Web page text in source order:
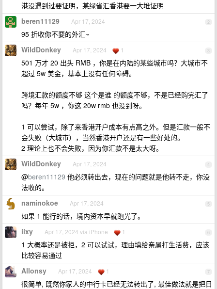
港没遇到过要证明，某绿省汇香港要一大堆证明
2
beren11129 Apr 17, 2024
95 折收你不要的外汇~
3
WildDonkey Apr 17, 2024 1
501 万才 20 出头 RMB ，你是在内陆的某些城市吗？大城市不
超过 5w 美金，基本上没有任何障碍。
跨境汇款的额度不够 这个是谁 的额度不够，不是已经购完汇了
吗？每年 5w ，你这 20w rmb 也没到呀。
1 可以尝试，除了来香港开户成本有点高之外。但是汇款一般不
会失败（大城市），当然香港开户还是有一些好处的。
2 理论上也不会失败，因为你汇款不是太大呀。
4
WildDonkey Apr 17, 2024
@beren11129 他必须转出去，现在的问题就是他转不走，你没
法收的。
5
naminokoe Apr 17, 2024
如果 1 能行的话，境内资本早就跑光了。
6
iixy Apr 17, 2024 via iPhone 1
1 大概率还是被拒，2 可以试试，理由填给亲属打生活费，应该
比较容易通过
7
Allonsy Apr 17, 2024 1
很简单, 既然你家人的中行卡已经无法转出了, 最佳做法就是把日